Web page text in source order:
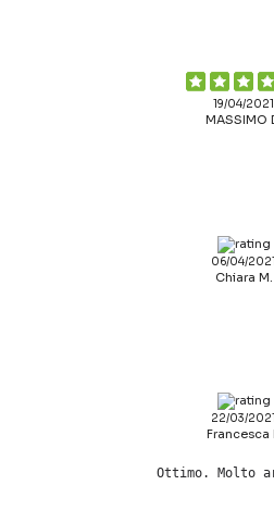
19/04/2021
MASSIMO
06/04/2021
Chiara M.
22/03/2021
Francesca
Ottimo. Molto